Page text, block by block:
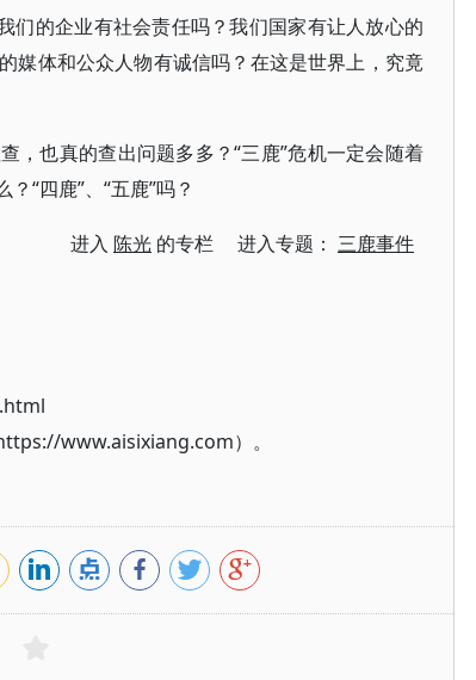
们的企业有社会责任吗？我们国家有让人放心的
媒体和公众人物有诚信吗？在这是世界上，究竟
，也真的查出问题多多？“三鹿”危机一定会随着
“四鹿”、“五鹿”吗？
进入 陈光 的专栏 进入专题： 三鹿事件
www.aisixiang.com）。